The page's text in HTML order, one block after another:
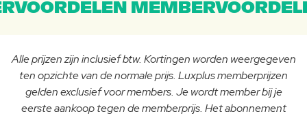
Alle prijzen zijn inclusief btw. Kortingen worden weergegeven
ten opzichte van de normale prijs. Luxplus memberprijzen
gelden exclusief voor members. Je wordt member bij je
eerste aankoop tegen de memberprijs. Het abonnement